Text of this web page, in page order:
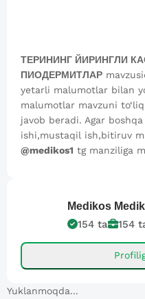
ТЕРИНИНГ ЙИРИНГЛИ
ПИОДЕРМИТЛАР
yetarli malumotlar bilan
malumotlar mavzuni
javob beradi. Agar
ishi,mustaqil ish,bitiruv
@medikos1 tg manziliga
Medikos
154 ta 154
Yuklanmoqda...